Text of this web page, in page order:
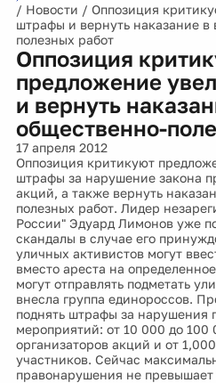
/ Новости / Оппозиция
штрафы и вернуть наказание в
полезных работ
Оппозиция
предложение
и вернуть
общественно-
17 апреля 2012
Оппозиция критикуют
штрафы за нарушение закона
акций, а также вернуть
полезных работ. Лидер
России" Эдуард Лимонов уже
скандалы в случае его
уличных активистов могут
вместо ареста на
могут отправлять подметать
внесла группа единороссов.
поднять штрафы за нарушения
мероприятий: от 10 000 до 100
организаторов акций и от
участников. Сейчас
правонарушения не